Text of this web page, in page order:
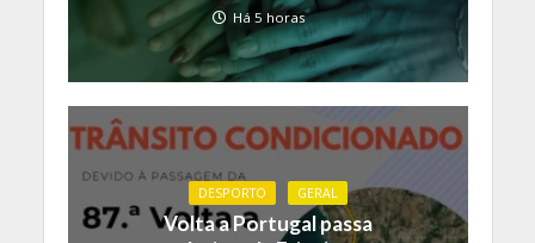
Há 5 horas
DESPORTO GERAL
Volta a Portugal passa